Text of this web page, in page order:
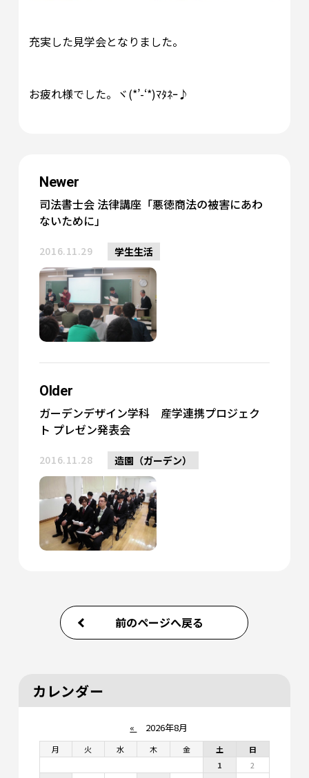
充実した見学会となりました。
お疲れ様でした。ヾ(*’-‘*)ﾏﾀﾈｰ♪
Newer
司法書士会 法律講座「悪徳商法の被害にあわ
ないために」
2016.11.29 学生生活
Older
ガーデンデザイン学科 産学連携プロジェク
ト プレゼン発表会
2016.11.28 造園（ガーデン）
前のページへ戻る
カレンダー
« 2026年8月
月 火 水 木 金 土
日
1
2